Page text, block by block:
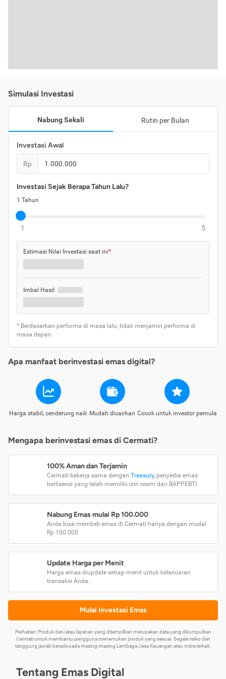
Simulasi Investasi
Nabung Sekali Rutin per Bulan
Investasi Awal
Rp
Investasi Sejak Berapa Tahun Lalu?
1 Tahun
1 5
Estimasi Nilai Investasi saat ini*
Imbal Hasil
* Berdasarkan performa di masa lalu, tidak menjamin performa di
masa depan.
Apa manfaat berinvestasi emas digital?
Harga stabil, cenderung naik Mudah dicairkan Cocok untuk investor pemula
Mengapa berinvestasi emas di Cermati?
100% Aman dan Terjamin
Cermati bekerja sama dengan Treasury, penyedia emas
berlisensi yang telah memiliki izin resmi dari BAPPEBTI.
Nabung Emas mulai Rp 100.000
Anda bisa membeli emas di Cermati hanya dengan modal
Rp 100.000
Update Harga per Menit
Harga emas diupdate setiap menit untuk kelancaran
transaksi Anda.
Mulai Investasi Emas
Perhatian: Produk dan/atau layanan yang ditampilkan merupakan data yang dikumpulkan
Cermati untuk membantu pengguna menemukan produk yang sesuai. Segala risiko dan
tanggung jawab berada pada masing-masing Lembaga Jasa Keuangan atau mitra terkait.
Tentang Emas Digital